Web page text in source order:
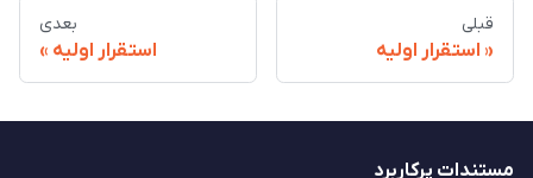
قبلی
استقرار اولیه
بعدی
استقرار اولیه
مستندات پرکاربرد